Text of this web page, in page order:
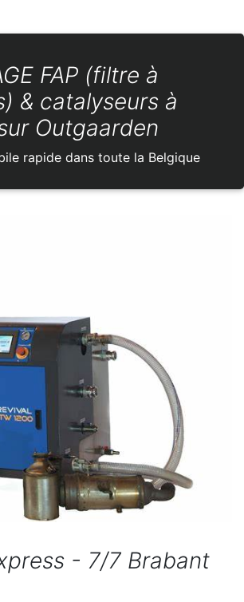
FAP (filtre à
& catalyseurs à
Outgaarden
rapide dans toute la Belgique
- 7/7 Brabant